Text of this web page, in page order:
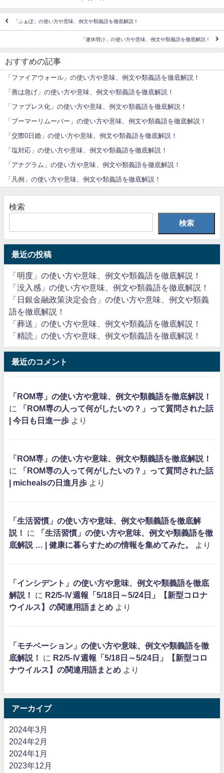
「ふぁぼ」の使い方や意味、例文や類義語を徹底解説！
「連休明け」の使い方や意味、例文や類義語を徹底解説！
おすすめの記事
「ファイアウォール」の使い方や意味、例文や類義語を徹底解説！
「善は急げ」の使い方や意味、例文や類義語を徹底解説！
「ファブレス化」の使い方や意味、例文や類義語を徹底解説！
「ブーマーリムーバー」の使い方や意味、例文や類義語を徹底解説！
「交際0日婚」の使い方や意味、例文や類義語を徹底解説！
「塩対応」の使い方や意味、例文や類義語を徹底解説！
「アナグラム」の使い方や意味、例文や類義語を徹底解説！
「凡例」の使い方や意味、例文や類義語を徹底解説！
検索
検索
最近の投稿
「明度」の使い方や意味、例文や類義語を徹底解説！
「没入感」の使い方や意味、例文や類義語を徹底解説！
「日銀金融政策決定会合」の使い方や意味、例文や類義
語を徹底解説！
「葬送」の使い方や意味、例文や類義語を徹底解説！
「精読」の使い方や意味、例文や類義語を徹底解説！
最近のコメント
「ROM専」の使い方や意味、例文や類義語を徹底解説！
に
「ROM専の人って何がしたいの？」って質問された話
| 今日も日進一歩 より
「ROM専」の使い方や意味、例文や類義語を徹底解説！
に
「ROM専の人って何がしたいの？」って質問された話
| michealsの日進月歩 より
「生活習慣」の使い方や意味、例文や類義語を徹底解
説！
に
「生活習慣」の使い方や意味、例文や類義語を徹
底解説 … | 健康に暮らすための情報を集めてみた。
より
「インシデント」の使い方や意味、例文や類義語を徹底
解説！
に R2/5-Ⅳ週報「5/18日～5/24日」【新型コロナ
ウイルス】の関連用語まとめ より
「モチベーション」の使い方や意味、例文や類義語を徹
底解説！
に R2/5-Ⅳ週報「5/18日～5/24日」【新型コロ
ナウイルス】の関連用語まとめ より
アーカイブ
2024年3月
2024年2月
2024年1月
2023年12月